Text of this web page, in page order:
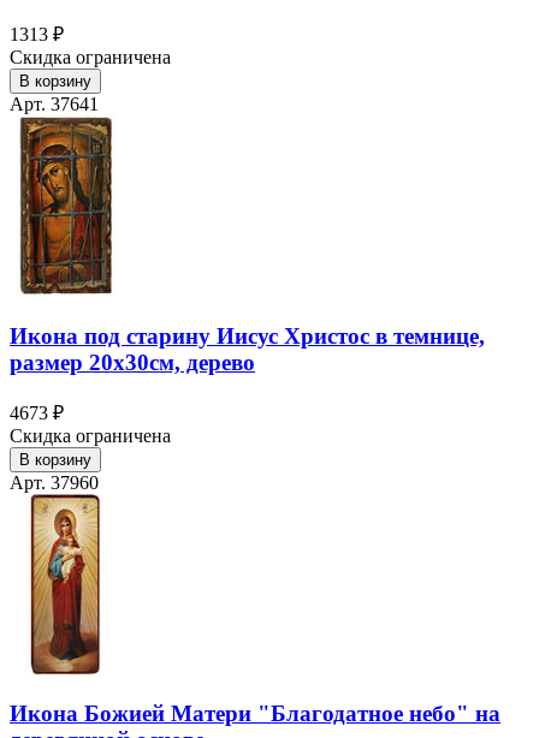
1313 ₽
Скидка ограничена
В корзину
Арт. 37641
Икона под старину Иисус Христос в темнице,
размер 20х30см, дерево
4673 ₽
Скидка ограничена
В корзину
Арт. 37960
Икона Божией Матери "Благодатное небо" на